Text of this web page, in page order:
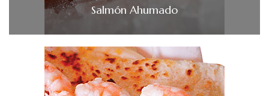
Salmón Ahumado